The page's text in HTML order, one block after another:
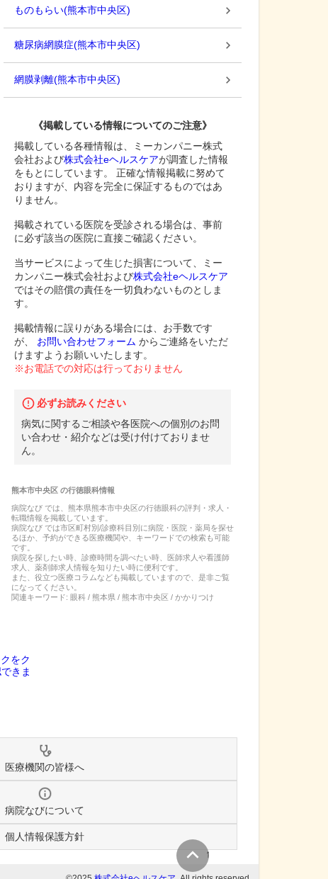
ものもらい(熊本市中央区)
糖尿病網膜症(熊本市中央区)
網膜剥離(熊本市中央区)
《掲載している情報についてのご注意》
掲載している各種情報は、ミーカンパニー株式
会社および株式会社eヘルスケアが調査した情報
をもとにしています。 正確な情報掲載に努めて
おりますが、内容を完全に保証するものではあ
りません。
掲載されている医院を受診される場合は、事前
に必ず該当の医院に直接ご確認ください。
当サービスによって生じた損害について、ミー
カンパニー株式会社および株式会社eヘルスケア
ではその賠償の責任を一切負わないものとしま
す。
掲載情報に誤りがある場合には、お手数です
が、
お問い合わせフォーム からご連絡をいただ
けますようお願いいたします。
※お電話での対応は行っておりません
必ずお読みください
病気に関するご相談や各医院への個別のお問
い合わせ・紹介などは受け付けておりませ
ん。
熊本市中央区の行徳眼科情報
病院なび では、 熊本県熊本市中央区の行徳眼科の評判・求人・
転職情報を掲載しています。
病院なび では市区町村別/診療科目別に病院・医院・薬局を探せ
るほか、予約ができる医療機関や、キーワードでの検索も可能
です。
病院を探したい時、診療時間を調べたい時、医師求人や看護師
求人、薬剤師求人情報を知りたい時に便利です。
また、役立つ医療コラムなども掲載していますので、是非ご覧
になってください。
関連キーワード: 眼科 / 熊本県 / 熊本市中央区 / かかりつけ
↑
医療機関の皆様へ
病院なびについて
個人情報保護方針